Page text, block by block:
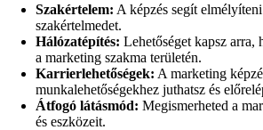
Szakértelem: A képzés segít
szakértelmedet.
Hálózatépítés: Lehetőséget kapsz arra,
a marketing szakma területén.
Karrierlehetőségek: A marketing
munkalehetőségekhez juthatsz és
Átfogó látásmód: Megismerheted a
és eszközeit.